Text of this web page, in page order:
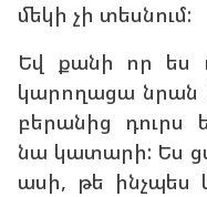
մեկի չի տեսնում:
Եվ քանի որ ես
կարողացա նրան
բերանից դուրս
նա կատարի: Ես
ասի, թե ինչպես